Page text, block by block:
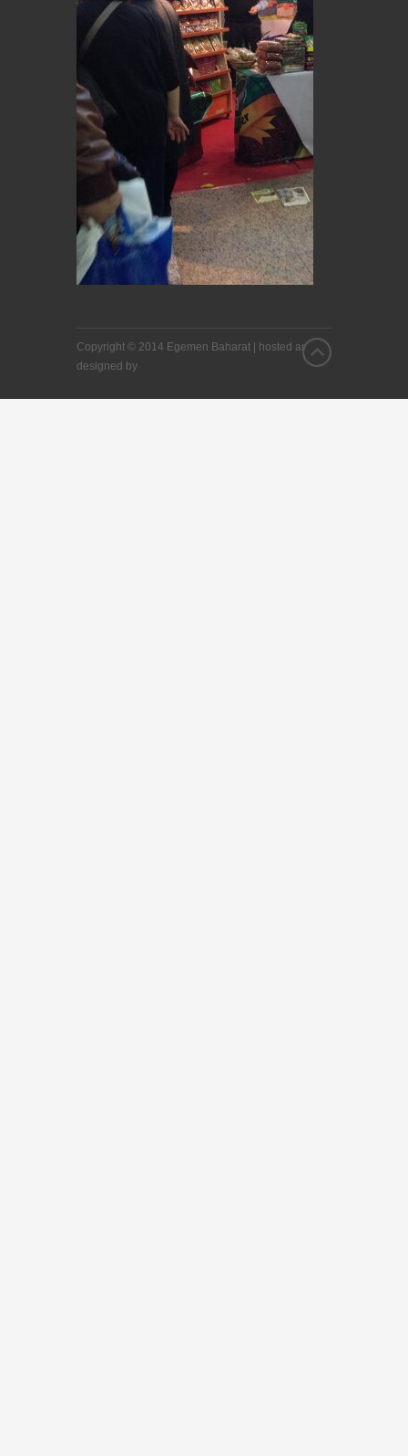
Copyright © 2014 Egemen Baharat |
hosted and
designed by